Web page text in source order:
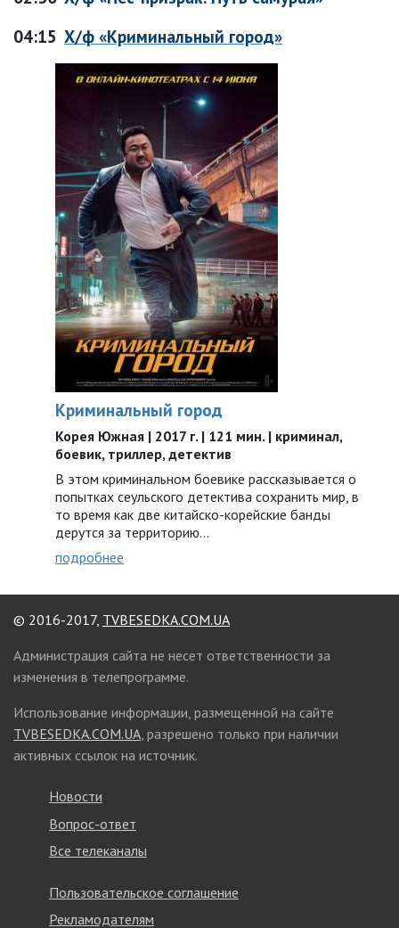
04:15 Х/ф «Криминальный город»
Криминальный город
Корея Южная | 2017 г. | 121 мин. | криминал,
боевик, триллер, детектив
В этом криминальном боевике рассказывается о
попытках сеульского детектива сохранить мир, в
то время как две китайско-корейские банды
дерутся за территорию...
подробнее
© 2016-2017, TVBESEDKA.COM.UA
Администрация сайта не несет ответственности за
изменения в телепрограмме.
Использование информации, размещенной на сайте
TVBESEDKA.COM.UA, разрешено только при наличии
активных ссылок на источник.
Новости
Вопрос-ответ
Все телеканалы
Пользовательское соглашение
Рекламодателям